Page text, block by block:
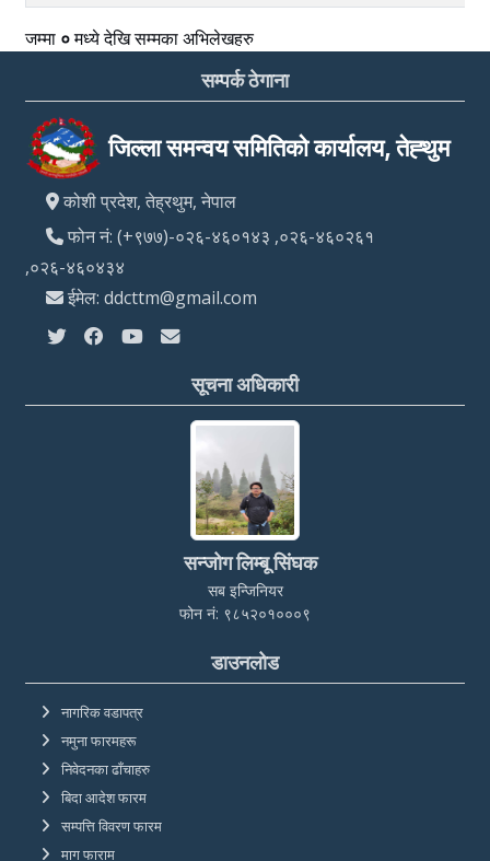
जम्मा ०मध्येदेखिसम्मका अभिलेखहरु
सम्पर्क ठेगाना
जिल्ला समन्वय समितिको कार्यालय, तेह्थुम
कोशी प्रदेश, तेह्रथुम, नेपाल
फोन नं: (+९७७)-०२६-४६०१४३ ,०२६-४६०२६१
,०२६-४६०४३४
ईमेल: ddcttm@gmail.com
सूचना अधिकारी
सन्जोग लिम्बू सिंघक
सब इन्जिनियर
फोन नं: ९८५२०१०००९
डाउनलोड
नागरिक वडापत्र
नमुना फारमहरू
निवेदनका ढाँचाहरु
बिदा आदेश फारम
सम्पत्ति विवरण फारम
माग फाराम